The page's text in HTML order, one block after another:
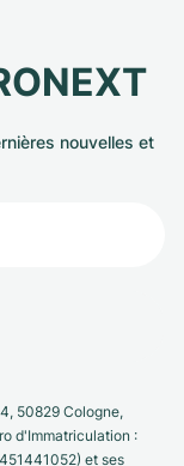
nouvelles et
50829 Cologne,
d'Immatriculation :
et ses